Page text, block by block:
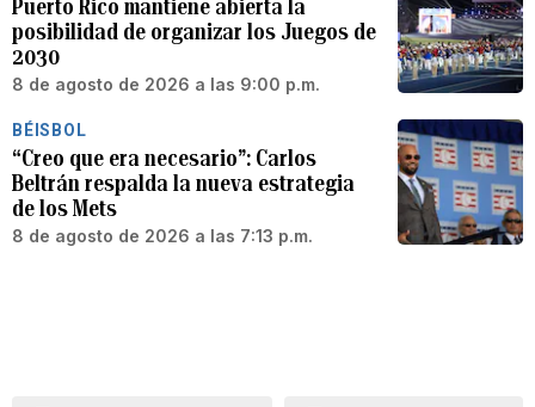
Puerto Rico mantiene abierta la
posibilidad de organizar los Juegos de
2030
8 de agosto de 2026 a las 9:00 p.m.
BÉISBOL
“Creo que era necesario”: Carlos
Beltrán respalda la nueva estrategia
de los Mets
8 de agosto de 2026 a las 7:13 p.m.